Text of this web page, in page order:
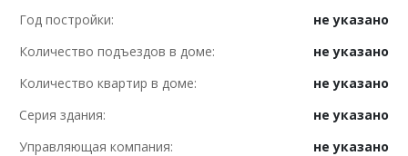
Год постройки:
не указано
Количество подъездов в доме:
не указано
Количество квартир в доме:
не указано
Серия здания:
не указано
Управляющая компания:
не указано